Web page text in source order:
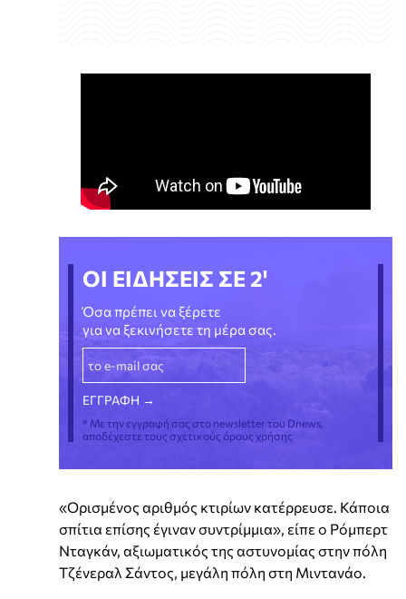
ΟΙ ΕΙΔΗΣΕΙΣ ΣΕ 2'
Όσα πρέπει να ξέρετε
για να ξεκινήσετε τη μέρα σας.
* Με την εγγραφή σας στο newsletter του Dnews,
αποδέχεστε τους σχετικούς όρους χρήσης
«Ορισμένος αριθμός κτιρίων κατέρρευσε. Κάποια
σπίτια επίσης έγιναν συντρίμμια», είπε ο Ρόμπερτ
Νταγκάν, αξιωματικός της αστυνομίας στην πόλη
Τζένεραλ Σάντος, μεγάλη πόλη στη Μιντανάο.